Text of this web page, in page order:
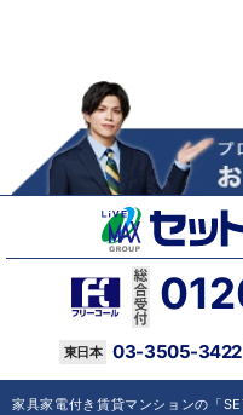
03-3505-3422
家具家電付き賃貸マンションの「